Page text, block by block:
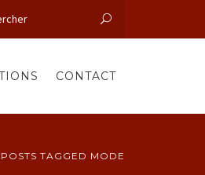
CONTACT
POSTS TAGGED MODE